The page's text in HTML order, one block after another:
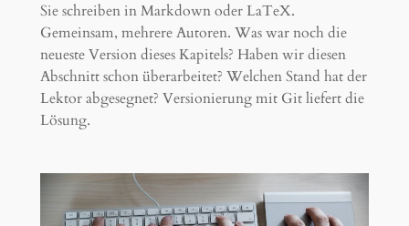
Sie schreiben in Markdown oder LaTeX.
Gemeinsam, mehrere Autoren. Was war noch die
neueste Version dieses Kapitels? Haben wir diesen
Abschnitt schon überarbeitet? Welchen Stand hat der
Lektor abgesegnet? Versionierung mit Git liefert die
Lösung.